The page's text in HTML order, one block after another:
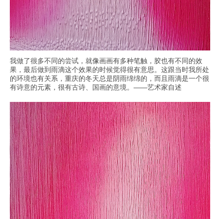
我做了很多不同的尝试，就像画画有多种笔触，胶也有不同的效
果，最后做到雨滴这个效果的时候觉得很有意思。这跟当时我所处
的环境也有关系，重庆的冬天总是阴雨绵绵的，而且雨滴是一个很
有诗意的元素，很有古诗、国画的意境。——艺术家自述